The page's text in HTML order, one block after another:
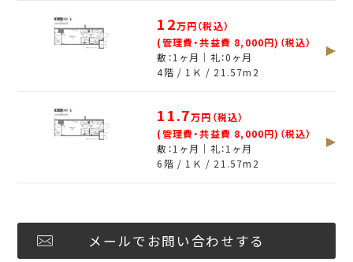
12万円（税込）
(管理費・共益費 8,000円)（税込）
敷：1ヶ月｜礼：0ヶ月
4階 / 1Ｋ / 21.57m 2
11.7万円（税込）
(管理費・共益費 8,000円)（税込）
敷：1ヶ月｜礼：1ヶ月
6階 / 1Ｋ / 21.57m 2
メールでお問い合わせする